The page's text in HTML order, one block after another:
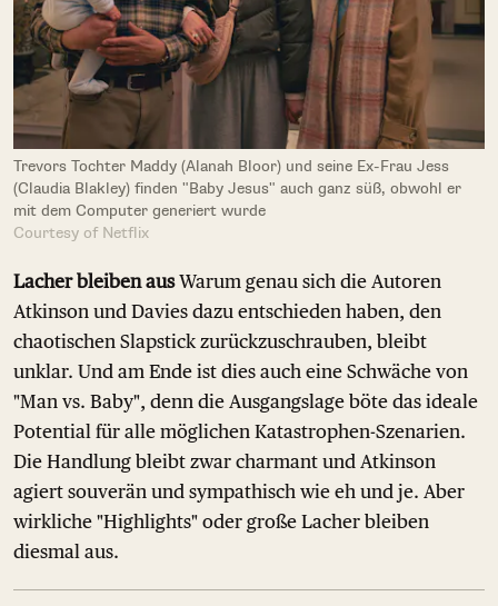
Trevors Tochter Maddy (Alanah Bloor) und seine Ex-Frau Jess
(Claudia Blakley) finden "Baby Jesus" auch ganz süß, obwohl er
mit dem Computer generiert wurde
Courtesy of Netflix
Lacher bleiben ausWarum genau sich die Autoren
Atkinson und Davies dazu entschieden haben, den
chaotischen Slapstick zurückzuschrauben, bleibt
unklar. Und am Ende ist dies auch eine Schwäche von
"Man vs. Baby", denn die Ausgangslage böte das ideale
Potential für alle möglichen Katastrophen-Szenarien.
Die Handlung bleibt zwar charmant und Atkinson
agiert souverän und sympathisch wie eh und je. Aber
wirkliche "Highlights" oder große Lacher bleiben
diesmal aus.